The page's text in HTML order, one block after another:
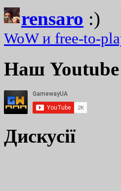
rensaro :)
WoW и free-to-
Наш Youtube
Дискусії